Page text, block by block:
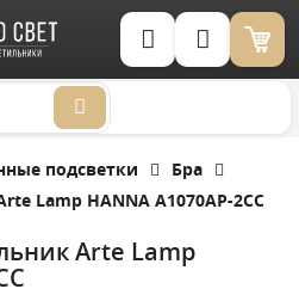
Корзина (0)
подсветки
Бра
Lamp HANNA A1070AP-2CC
Arte Lamp